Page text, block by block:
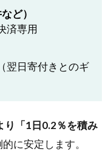
ど）
済専用
翌日寄付きとのギ
り「1日0.2％を積み
に安定します。